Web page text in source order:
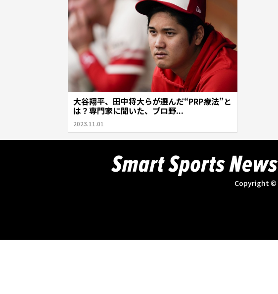
大谷翔平、田中将大らが選んだ“PRP療法”と
は？専門家に聞いた、プロ野...
2023.11.01
Copyright ©